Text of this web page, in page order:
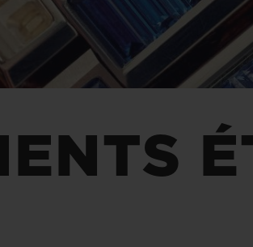
BIG BANG
PEACH CERAMIC
DÉLAI DE LIVRAISON